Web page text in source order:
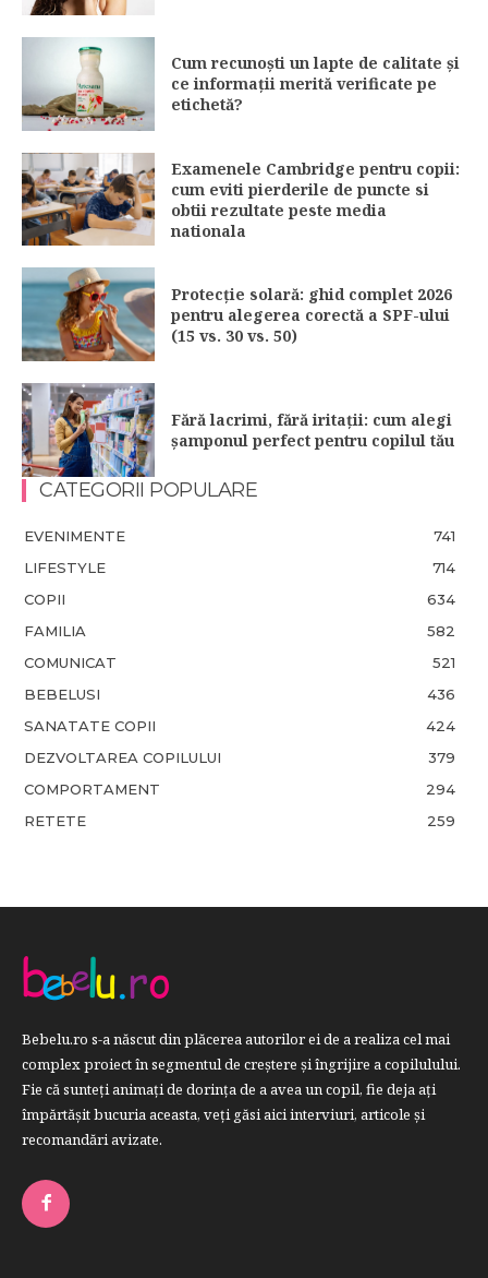
Cum recunoști un lapte de calitate și
ce informații merită verificate pe
etichetă?
Examenele Cambridge pentru copii:
cum eviti pierderile de puncte si
obtii rezultate peste media
nationala
Protecție solară: ghid complet 2026
pentru alegerea corectă a SPF-ului
(15 vs. 30 vs. 50)
Fără lacrimi, fără iritații: cum alegi
șamponul perfect pentru copilul tău
CATEGORII POPULARE
EVENIMENTE
741
LIFESTYLE
714
COPII
634
FAMILIA
582
COMUNICAT
521
BEBELUSI
436
SANATATE COPII
424
DEZVOLTAREA COPILULUI
379
COMPORTAMENT
294
RETETE
259
Bebelu.ro s-a născut din plăcerea autorilor ei de a realiza cel mai
complex proiect în segmentul de creştere şi îngrijire a copilulului.
Fie că sunteţi animaţi de dorinţa de a avea un copil, fie deja aţi
împărtăşit bucuria aceasta, veți găsi aici interviuri, articole şi
recomandări avizate.